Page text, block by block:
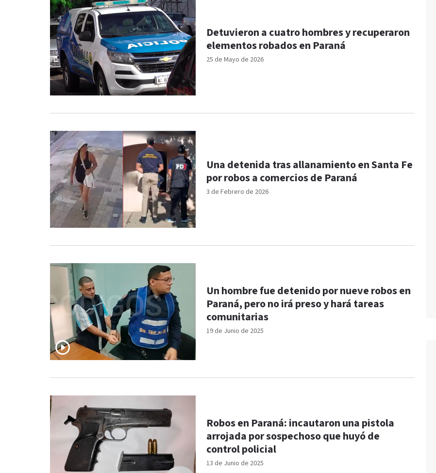
25 de Mayo de 2026
Detuvieron a cuatro hombres y recuperaron
elementos robados en Paraná
3 de Febrero de 2026
Una detenida tras allanamiento en Santa Fe
por robos a comercios de Paraná
19 de Junio de 2025
Un hombre fue detenido por nueve robos en
Paraná, pero no irá preso y hará tareas
comunitarias
13 de Junio de 2025
Robos en Paraná: incautaron una pistola
arrojada por sospechoso que huyó de
control policial